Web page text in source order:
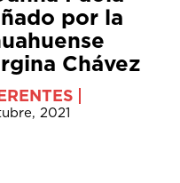
por la
Chávez
2021